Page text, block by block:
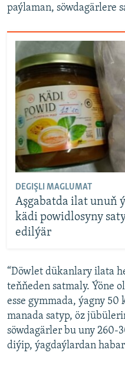
paýlaman, söwdagärlere
DEGIŞLI MAGLUMAT
Aşgabatda ilat unuň
kädi powidlosyny
edilýär
“Döwlet dükanlary ilata
teňňeden satmaly. Ýöne
esse gymmada, ýagny
manada satyp, öz
söwdagärler bu uny 260-
diýip, ýagdaýlardan